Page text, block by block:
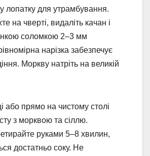
лопатку для утрамбування.
на чверті, видаліть качан і
соломкою 2–3 мм
нарізка забезпечує
Моркву натріть на великій
або прямо на чистому столі
з морквою та сіллю.
руками 5–8 хвилин,
достатньо соку. Не